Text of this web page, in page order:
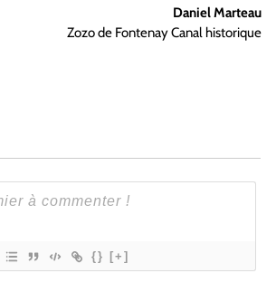
Daniel Marteau
Zozo de Fontenay Canal historique
{} [+]